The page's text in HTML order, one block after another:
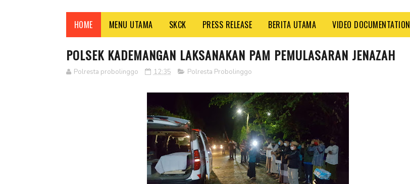
HOME MENU UTAMA SKCK PRESS RELEASE BERITA UTAMA VIDEO DOCUMENTATION
POLSEK KADEMANGAN LAKSANAKAN PAM PEMULASARAN JENAZAH
Polresta probolinggo 12:35 Polresta Probolinggo